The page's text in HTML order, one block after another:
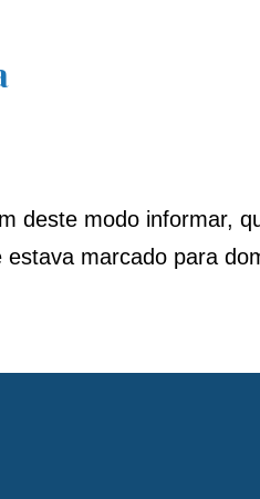
deste modo informar,
marcado para